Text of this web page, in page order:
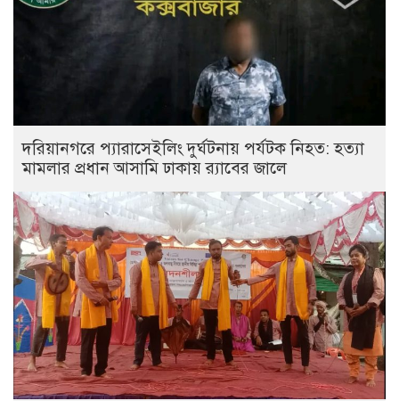
দরিয়ানগরে প্যারাসেইলিং দুর্ঘটনায় পর্যটক নিহত: হত্যা
মামলার প্রধান আসামি ঢাকায় র‌্যাবের জালে